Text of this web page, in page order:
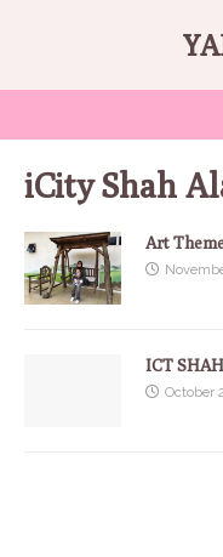
iCity Shah
Art
ICT
October